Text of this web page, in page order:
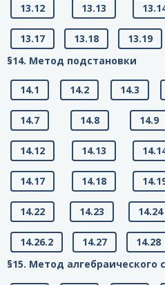
13.12 13.13
13.17 13.18 13.19
§14. Метод подстановки
14.1 14.2 14.3
14.7 14.8 14.9
14.12 14.13
14.17 14.18
14.22 14.23 14.24
14.26.2 14.27 14.28
§15. Метод алгебраического